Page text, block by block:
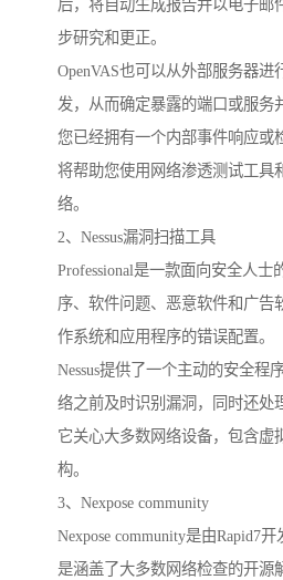
后，将自动生成报告并以电子邮
步研究和更正。
OpenVAS也可以从外部服务器进
发，从而确定暴露的端口或服务
您已经拥有一个内部事件响应或
将帮助您使用网络渗透测试工具
络。
2、Nessus漏洞扫描工具
Professional是一款面向安全人士
序、软件问题、恶意软件和广告
作系统和应用程序的错误配置。
Nessus提供了一个主动的安全程
络之前及时识别漏洞，同时还处
它关心大多数网络设备，包含虚
构。
3、Nexpose community
Nexpose community是由Rapid7
是涵盖了大多数网络检查的开源